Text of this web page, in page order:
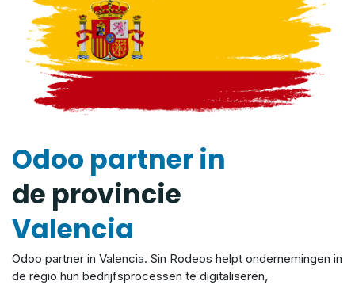
Odoo partnerin
de provincie
Valencia
Odoo partner in Valencia. Sin Rodeos helpt ondernemingen in
de regio hun bedrijfsprocessen te digitaliseren,